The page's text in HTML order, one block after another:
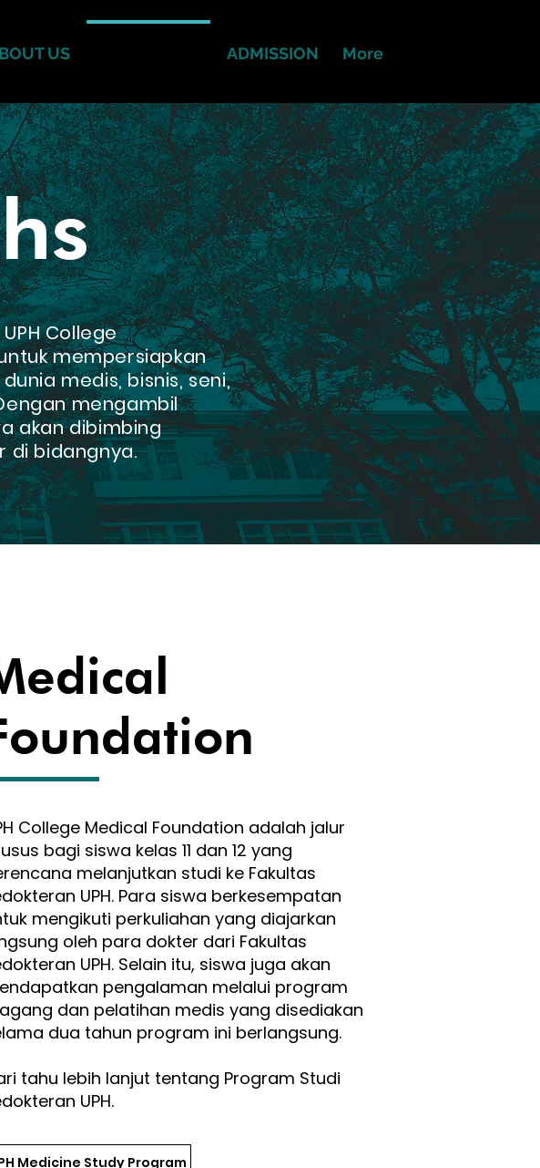
US ADMISSION More
UPH College
mempersiapkan
medis, bisnis, seni,
mengambil
akan dibimbing
di bidangnya.
College Medical Foundation adalah jalur
bagi siswa kelas 11 dan 12 yang
melanjutkan studi ke Fakultas
UPH. Para siswa berkesempatan
mengikuti perkuliahan yang diajarkan
oleh para dokter dari Fakultas
UPH. Selain itu, siswa juga akan
pengalaman melalui program
dan pelatihan medis yang disediakan
dua tahun program ini berlangsung.​​
tahu lebih lanjut tentang Program Studi
UPH.
Medicine Study Program